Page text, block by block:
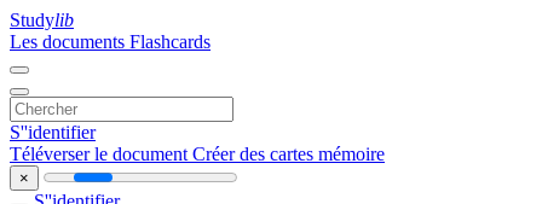
Studylib
Les documents Flashcards
S''identifier
Téléverser le document Créer des cartes mémoire
×